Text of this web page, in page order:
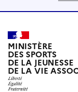
MINISTÈRE
DES SPORTS
DE LA JEUNESSE
DE LA VIE